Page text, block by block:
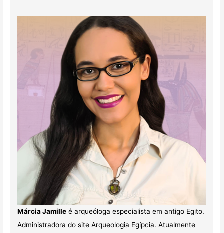
Márcia Jamilleé arqueóloga especialista em antigo Egito.
Administradora do site Arqueologia Egípcia. Atualmente